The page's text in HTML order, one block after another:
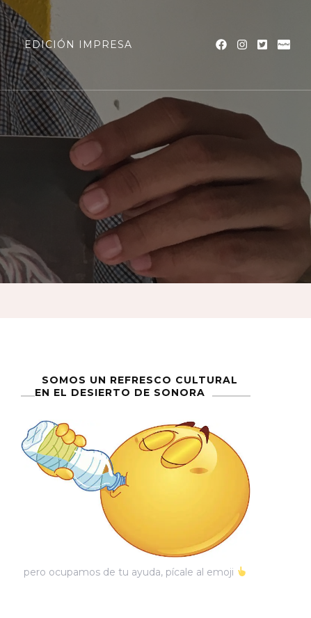
EDICIÓN IMPRESA
SOMOS UN REFRESCO CULTURAL
EN EL DESIERTO DE SONORA
pero ocupamos de tu ayuda, pícale al emoji